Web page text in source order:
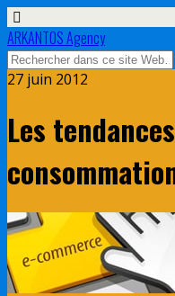
ARKANTOS Agency
27 juin 2012
Les